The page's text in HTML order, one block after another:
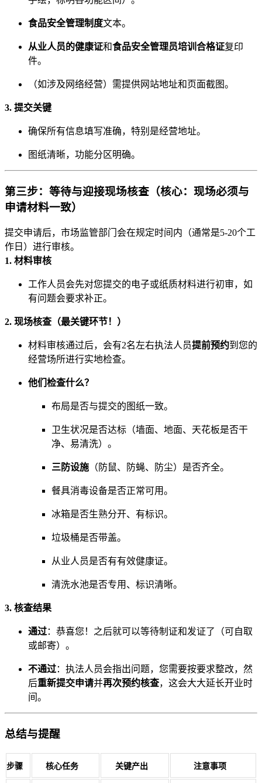
食品安全管理制度文本。
从业人员的健康证和食品安全管理员培训合格证复印
件。
（如涉及网络经营）需提供网站地址和页面截图。
3. 提交关键
确保所有信息填写准确，特别是经营地址。
图纸清晰，功能分区明确。
第三步：等待与迎接现场核查（核心：现场必须与
申请材料一致）
提交申请后，市场监管部门会在规定时间内（通常是5-20个工
作日）进行审核。
1. 材料审核
工作人员会先对您提交的电子或纸质材料进行初审，如
有问题会要求补正。
2. 现场核查（最关键环节！）
材料审核通过后，会有2名左右执法人员提前预约到您的
经营场所进行实地检查。
他们检查什么？
布局是否与提交的图纸一致。
卫生状况是否达标（墙面、地面、天花板是否干
净、易清洗）。
三防设施 （防鼠、防蝇、防尘）是否齐全。
餐具消毒设备是否正常可用。
冰箱是否生熟分开、有标识。
垃圾桶是否带盖。
从业人员是否有有效健康证。
清洗水池是否专用、标识清晰。
3. 核查结果
通过：恭喜您！之后就可以等待制证和发证了（可自取
或邮寄）。
不通过：执法人员会指出问题，您需要按要求整改，然
后重新提交申请并再次预约核查，这会大大延长开业时
间。
总结与提醒
步骤 核心任务 关键产出 注意事项